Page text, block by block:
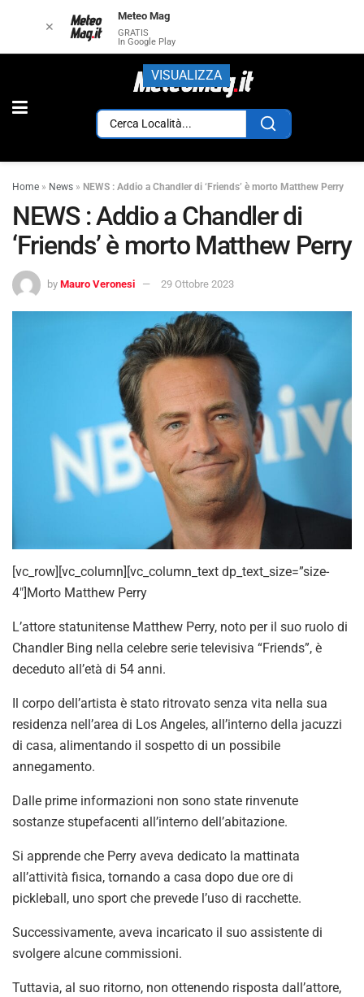
Home » News » NEWS : Addio a Chandler di ‘Friends’ è morto Matthew Perry
NEWS : Addio a Chandler di
‘Friends’ è morto Matthew Perry
by Mauro Veronesi 29 Ottobre 2023
[vc_row][vc_column][vc_column_text dp_text_size=”size-
4″]Morto Matthew Perry
L’attore statunitense Matthew Perry, noto per il suo ruolo di
Chandler Bing nella celebre serie televisiva “Friends”, è
deceduto all’età di 54 anni.
Il corpo dell’artista è stato ritrovato senza vita nella sua
residenza nell’area di Los Angeles, all’interno della jacuzzi
di casa, alimentando il sospetto di un possibile
annegamento.
Dalle prime informazioni non sono state rinvenute
sostanze stupefacenti all’interno dell’abitazione.
Si apprende che Perry aveva dedicato la mattinata
all’attività fisica, tornando a casa dopo due ore di
pickleball, uno sport che prevede l’uso di racchette.
Successivamente, aveva incaricato il suo assistente di
svolgere alcune commissioni.
Tuttavia, al suo ritorno, non ottenendo risposta dall’attore,
✕
Meteo Mag
GRATIS
In Google Play
VISUALIZZA